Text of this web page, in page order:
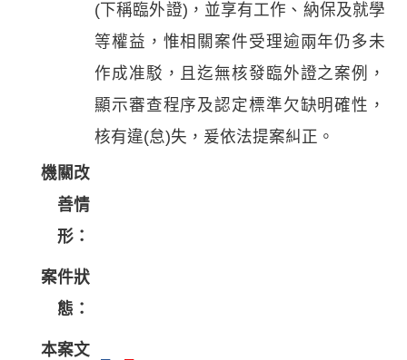
(下稱臨外證)，並享有工作、納保及就學
等權益，惟相關案件受理逾兩年仍多未
作成准駁，且迄無核發臨外證之案例，
顯示審查程序及認定標準欠缺明確性，
核有違(怠)失，爰依法提案糾正。
機關改
善情
形：
案件狀
態：
本案文